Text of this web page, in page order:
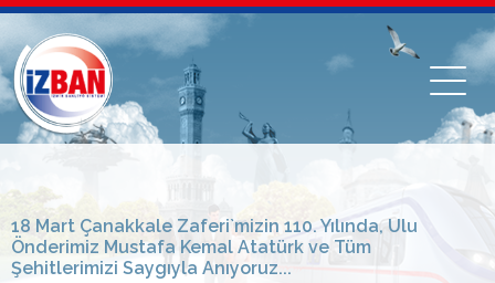
18 Mart Çanakkale Zaferi`mizin 110. Yılında, Ulu
Önderimiz Mustafa Kemal Atatürk ve Tüm
Şehitlerimizi Saygıyla Anıyoruz...